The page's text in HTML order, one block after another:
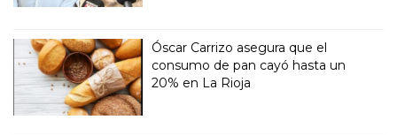
Óscar Carrizo asegura que el
consumo de pan cayó hasta un
20% en La Rioja